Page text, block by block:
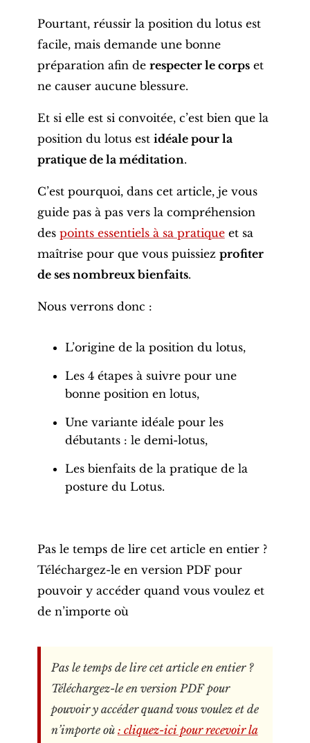
Pourtant, réussir la position du lotus est
facile, mais demande une bonne
préparation afin de respecter le corpset
ne causer aucune blessure.
Et si elle est si convoitée, c’est bien que la
position du lotus est idéale pour la
pratique de la méditation.
C’est pourquoi, dans cet article, je vous
guide pas à pas vers la compréhension
des points essentiels à sa pratiqueet sa
maîtrise pour que vous puissiez profiter
de ses nombreux bienfaits.
Nous verrons donc :
L’origine de la position du lotus,
Les 4 étapes à suivre pour une
bonne positionen lotus,
Une variante idéale pour les
débutants : le demi-lotus,
Les bienfaits de la pratique de la
posturedu Lotus.
Pas le temps de lire cet article en entier ?
Téléchargez-le en version PDF pour
pouvoir y accéder quand vous voulez et
de n’importe où
Pas le temps de lire cet article en entier ?
Téléchargez-le en version PDF pour
pouvoir y accéder quand vous voulez et de
n’importe où : cliquez-ici pour recevoir la